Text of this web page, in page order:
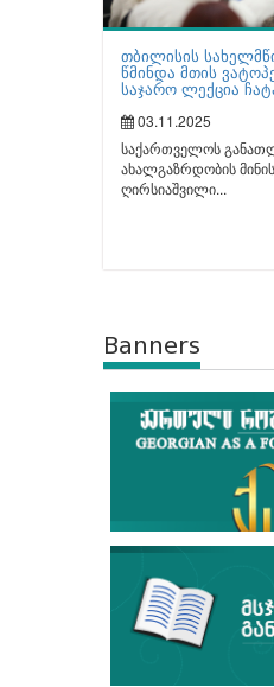
თბილისის
წმინდა მთის
საჯარო ლექცია
03.11.2025
საქართველოს
ახალგაზრდობის
ღირსიაშვილი...
Banners